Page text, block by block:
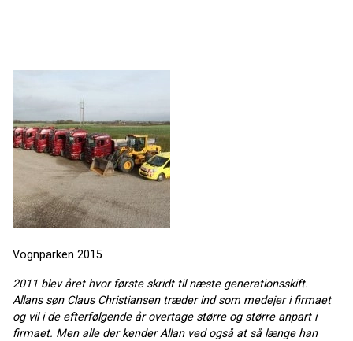
Vognparken 2015
2011 blev året hvor første skridt til næste generationsskift.
Allans søn Claus Christiansen træder ind som medejer i firmaet
og vil i de efterfølgende år overtage større og større anpart i
firmaet. Men alle der kender Allan ved også at så længe han